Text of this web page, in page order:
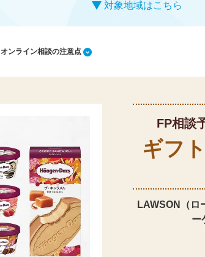
対象地域はこちら
ンライン相談の注意点
FP相談
ギフ
LAWSON（ロ
ー